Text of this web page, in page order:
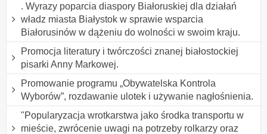
. Wyrazy poparcia diaspory Białoruskiej dla działań
władz miasta Białystok w sprawie wsparcia
Białorusinów w dążeniu do wolności w swoim kraju.
Promocja literatury i twórczości znanej białostockiej
pisarki Anny Markowej.
Promowanie programu „Obywatelska Kontrola
Wyborów”, rozdawanie ulotek i używanie nagłośnienia.
"Popularyzacja wrotkarstwa jako środka transportu w
mieście, zwrócenie uwagi na potrzeby rolkarzy oraz